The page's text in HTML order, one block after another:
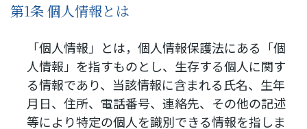
第1条 個人情報とは
「個人情報」とは，個人情報保護法にある「個
人情報」を指すものとし、生存する個人に関す
る情報であり、当該情報に含まれる氏名、生年
月日、住所、電話番号、連絡先、その他の記述
等により特定の個人を識別できる情報を指しま